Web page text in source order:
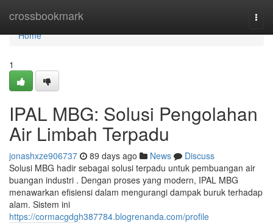
crossbookmark
Home
Home
1
IPAL MBG: Solusi Pengolahan
Air Limbah Terpadu
jonashxze906737 89 days ago News
Discuss
Solusi MBG hadir sebagai solusi terpadu untuk pembuangan air
buangan industri . Dengan proses yang modern, IPAL MBG
menawarkan efisiensi dalam mengurangi dampak buruk terhadap
alam. Sistem ini
https://cormacgdgh387784.blogrenanda.com/profile